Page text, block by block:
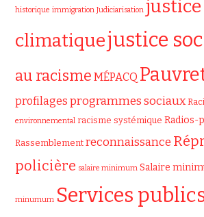
historique immigration Judiciarisation justice
climatiquejustice
au racisme MÉPACQ
profilages programmes sociaux
environnemental racisme systémique Radios-
Rassemblement reconnaissance
policière salaire minimum Salaire
minumum Services